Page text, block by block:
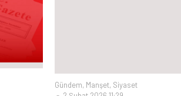
2 Şubat 2026 11:29